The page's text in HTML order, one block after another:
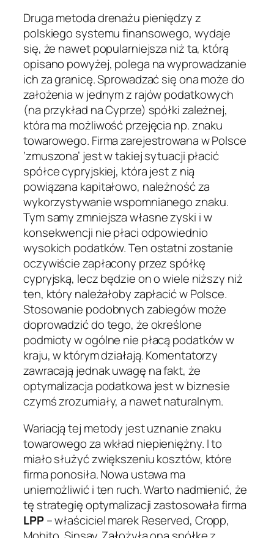
Druga metoda drenażu pieniędzy z
polskiego systemu finansowego, wydaje
się, że nawet popularniejsza niż ta, którą
opisano powyżej, polega na wyprowadzanie
ich za granicę. Sprowadzać się ona może do
założenia w jednym z rajów podatkowych
(na przykład na Cyprze) spółki zależnej,
która ma możliwość przejęcia np. znaku
towarowego. Firma zarejestrowana w Polsce
‘zmuszona’ jest w takiej sytuacji płacić
spółce cypryjskiej, która jest z nią
powiązana kapitałowo, należność za
wykorzystywanie wspomnianego znaku.
Tym samy zmniejsza własne zyski i w
konsekwencji nie płaci odpowiednio
wysokich podatków. Ten ostatni zostanie
oczywiście zapłacony przez spółkę
cypryjską, lecz będzie on o wiele niższy niż
ten, który należałoby zapłacić w Polsce.
Stosowanie podobnych zabiegów może
doprowadzić do tego, że określone
podmioty w ogólne nie płacą podatków w
kraju, w którym działają. Komentatorzy
zawracają jednak uwagę na fakt, że
optymalizacja podatkowa jest w biznesie
czymś zrozumiały, a nawet naturalnym.
Wariacją tej metody jest uznanie znaku
towarowego za wkład niepieniężny. I to
miało służyć zwiększeniu kosztów, które
firma ponosiła. Nowa ustawa ma
uniemożliwić i ten ruch. Warto nadmienić, że
tę strategię optymalizacji zastosowała firma
LPP– właściciel marek Reserved, Cropp,